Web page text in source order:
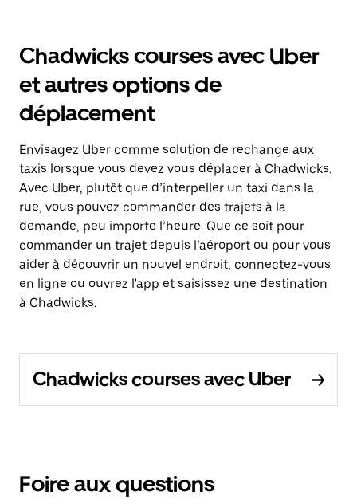
Chadwicks courses avec Uber
et autres options de
déplacement
Envisagez Uber comme solution de rechange aux
taxis lorsque vous devez vous déplacer à Chadwicks.
Avec Uber, plutôt que d’interpeller un taxi dans la
rue, vous pouvez commander des trajets à la
demande, peu importe l’heure. Que ce soit pour
commander un trajet depuis l’aéroport ou pour vous
aider à découvrir un nouvel endroit, connectez-vous
en ligne ou ouvrez l'app et saisissez une destination
à Chadwicks.
Chadwicks courses avec Uber
Foire aux questions